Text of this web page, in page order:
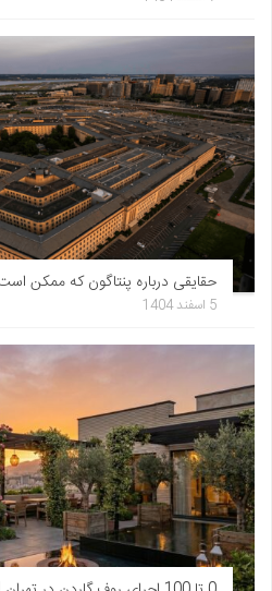
حقایقی درباره پنتاگون که ممکن
5 اسفند 1404